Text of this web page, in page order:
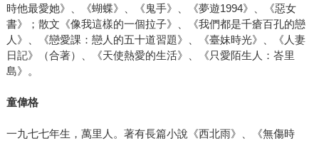
時他最愛她》、《蝴蝶》、《鬼手》、《夢遊1994》、《惡女
書》；散文《像我這樣的一個拉子》、《我們都是千瘡百孔的戀
人》、《戀愛課：戀人的五十道習題》、《臺妹時光》、《人妻
日記》（合著）、《天使熱愛的生活》、《只愛陌生人：峇里
島》。
童偉格
一九七七年生，萬里人。著有長篇小說《西北雨》、《無傷時